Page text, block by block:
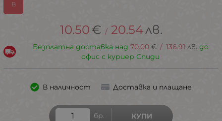
В
10.50 € / 20.54лв.
Безплатна доставка над 70.00 € / 136.91 лв. до
офис с куриер Спиди
В наличност Доставка и плащане
бр. КУПИ